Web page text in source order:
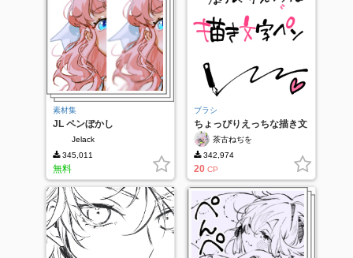
素材集
JL ペンぼかし
Jelack
345,011
無料
ブラシ
ちょっぴりえっちな描き文
字ペン茶古ねぢを
342,974
20 CP